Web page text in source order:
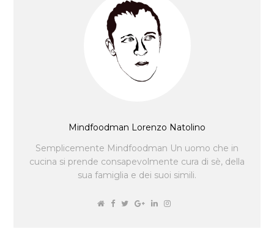
Mindfoodman Lorenzo Natolino
Semplicemente Mindfoodman Un uomo che in
cucina si prende consapevolmente cura di sè, della
sua famiglia e dei suoi simili.